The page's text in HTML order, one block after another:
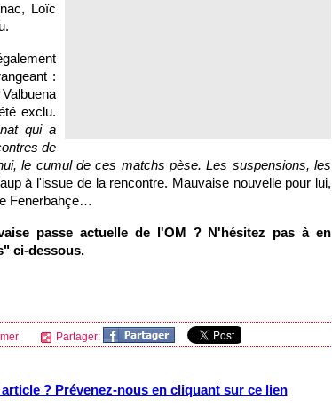
Loïc
:
exclu.
qui a
de
le cumul de ces matchs pèse. Les suspensions, les
à l'issue de la rencontre. Mauvaise nouvelle pour lui,
Fenerbahçe…
passe actuelle de l'OM ? N'hésitez pas à en
ci-dessous.
Partager:
? Prévenez-nous en cliquant sur ce lien